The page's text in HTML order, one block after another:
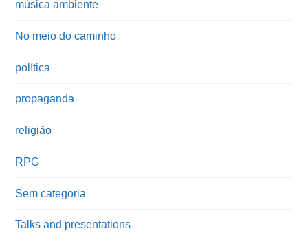
música ambiente
No meio do caminho
política
propaganda
religião
RPG
Sem categoria
Talks and presentations